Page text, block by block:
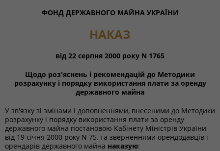
ФОНД ДЕРЖАВНОГО МАЙНА УКРАЇНИ
НАКАЗ
від 22 серпня 2000 року N 1765
Щодо роз'яснень і рекомендацій до Методики
розрахунку і порядку використання плати за оренду
державного майна
У зв'язку зі змінами і доповненнями, внесеними до Методики
розрахунку і порядку використання плати за оренду
державного майна постановою Кабінету Міністрів України
від 19 січня 2000 року N 75, та зверненнями орендодавців і
орендарів державного майна наказую: